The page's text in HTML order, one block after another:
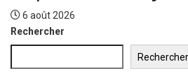
Rechercher
Rechercher